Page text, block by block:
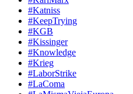
#Katniss
#KeepTrying
#KGB
#Kissinger
#Knowledge
#Krieg
#LaborStrike
#LaComa